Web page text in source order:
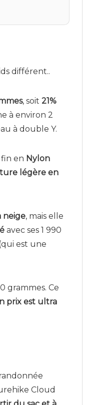
différent..
, soit 21%
à environ 2
à double Y.
en Nylon
légère en
neige, mais elle
avec ses 1 990
est une
grammes. Ce
prix est ultra
Cloud